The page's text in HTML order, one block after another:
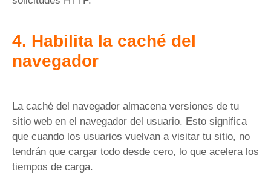
4. Habilita la caché del
navegador
La caché del navegador almacena versiones de tu
sitio web en el navegador del usuario. Esto significa
que cuando los usuarios vuelvan a visitar tu sitio, no
tendrán que cargar todo desde cero, lo que acelera los
tiempos de carga.